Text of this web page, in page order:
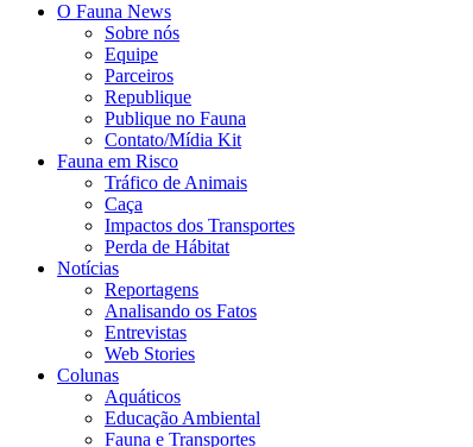
O Fauna News
Sobre nós
Equipe
Parceiros
Republique
Publique no Fauna
Contato/Mídia Kit
Fauna em Risco
Tráfico de Animais
Caça
Impactos dos Transportes
Perda de Hábitat
Notícias
Reportagens
Analisando os Fatos
Entrevistas
Web Stories
Colunas
Aquáticos
Educação Ambiental
Fauna e Transportes